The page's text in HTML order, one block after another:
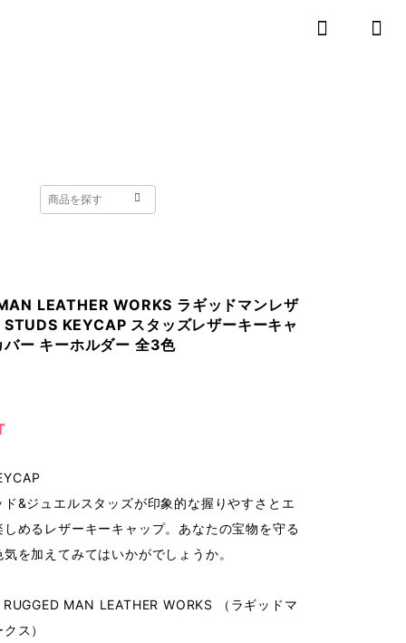
LEATHER WORKS ラギッドマンレザ
KEYCAP スタッズレザーキーキャ
バー キーホルダー 全3色
&ジュエルスタッズが印象的な握りやすさとエ
めるレザーキーキャップ。あなたの宝物を守る
を加えてみてはいかがでしょうか。
MAN LEATHER WORKS （ラギッドマ
ス）